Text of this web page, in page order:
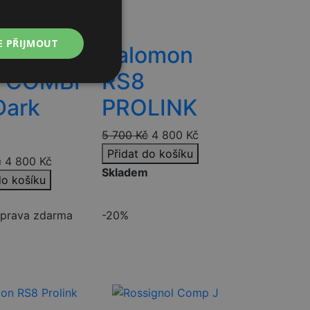
COMBI
4 800 Kč
košíku
Salomon
RS8
PROLINK
5 700Kč 4 800 Kč
Přidat do košíku
Skladem
zdarma -20%
PŘIJMOUT
Nezařazené
soubory
soubory
účtu. Webové
přichází ze